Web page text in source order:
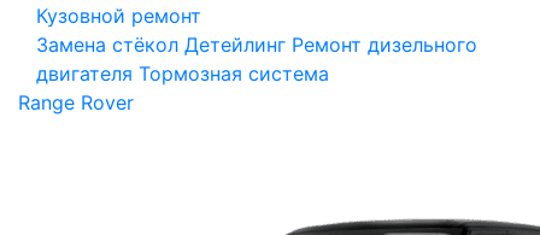
Кузовной ремонт
Замена стёкол Детейлинг Ремонт дизельного
двигателя Тормозная система
Range Rover